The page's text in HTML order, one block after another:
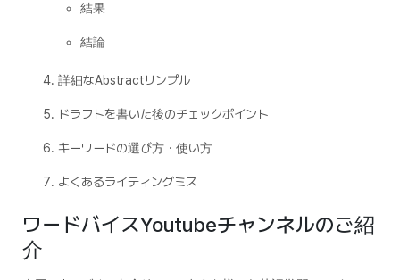
結果
結論
詳細なAbstractサンプル
ドラフトを書いた後のチェックポイント
キーワードの選び方・使い方
よくあるライティングミス
ワードバイスYoutubeチャンネルのご紹
介